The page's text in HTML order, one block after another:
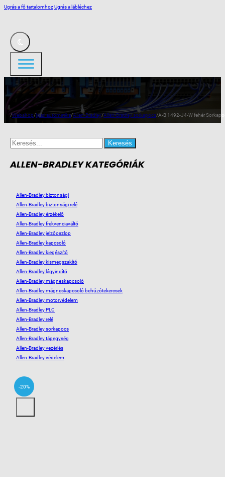
Ugrás a fő tartalomhozUgrás a lábléchez
/Webshop/Ipari automatika/Allen-Bradley/Allen-Bradley sorkapocs/A-B 1492-J4-W fehér
Search
for:
ALLEN-BRADLEY KATEGÓRIÁK
Allen-Bradley biztonsági
Allen-Bradley biztonsági relé
Allen-Bradley érzékelő
Allen-Bradley frekvenciaváltó
Allen-Bradley jelzőoszlop
Allen-Bradley kapcsoló
Allen-Bradley kiegészítő
Allen-Bradley kismegszakító
Allen-Bradley lágyindító
Allen-Bradley mágneskapcsoló
Allen-Bradley mágneskapcsoló behúzótekercsek
Allen-Bradley motorvédelem
Allen-Bradley PLC
Allen-Bradley relé
Allen-Bradley sorkapocs
Allen-Bradley tápegység
Allen-Bradley vezérlés
Allen-Bradley védelem
-20%